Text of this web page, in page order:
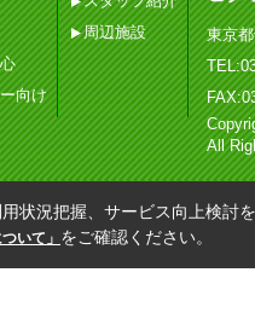
向け
周辺施設
東京
All
状況把握、サービス向上検討
いて」 をご確認ください。